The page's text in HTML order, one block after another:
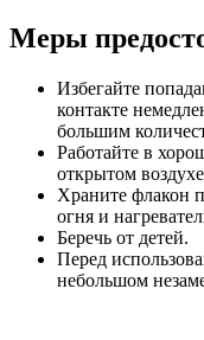
Меры
Избегайте
контакте
большим
Работайте в
открытом
Храните флакон
огня и
Беречь от детей.
Перед
небольшом